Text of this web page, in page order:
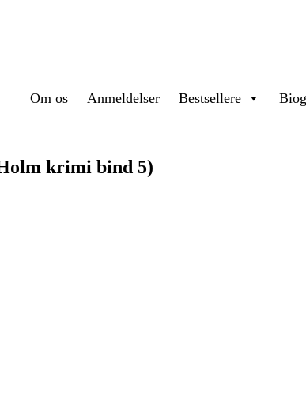
Om os Anmeldelser Bestsellere
krimi bind 5)